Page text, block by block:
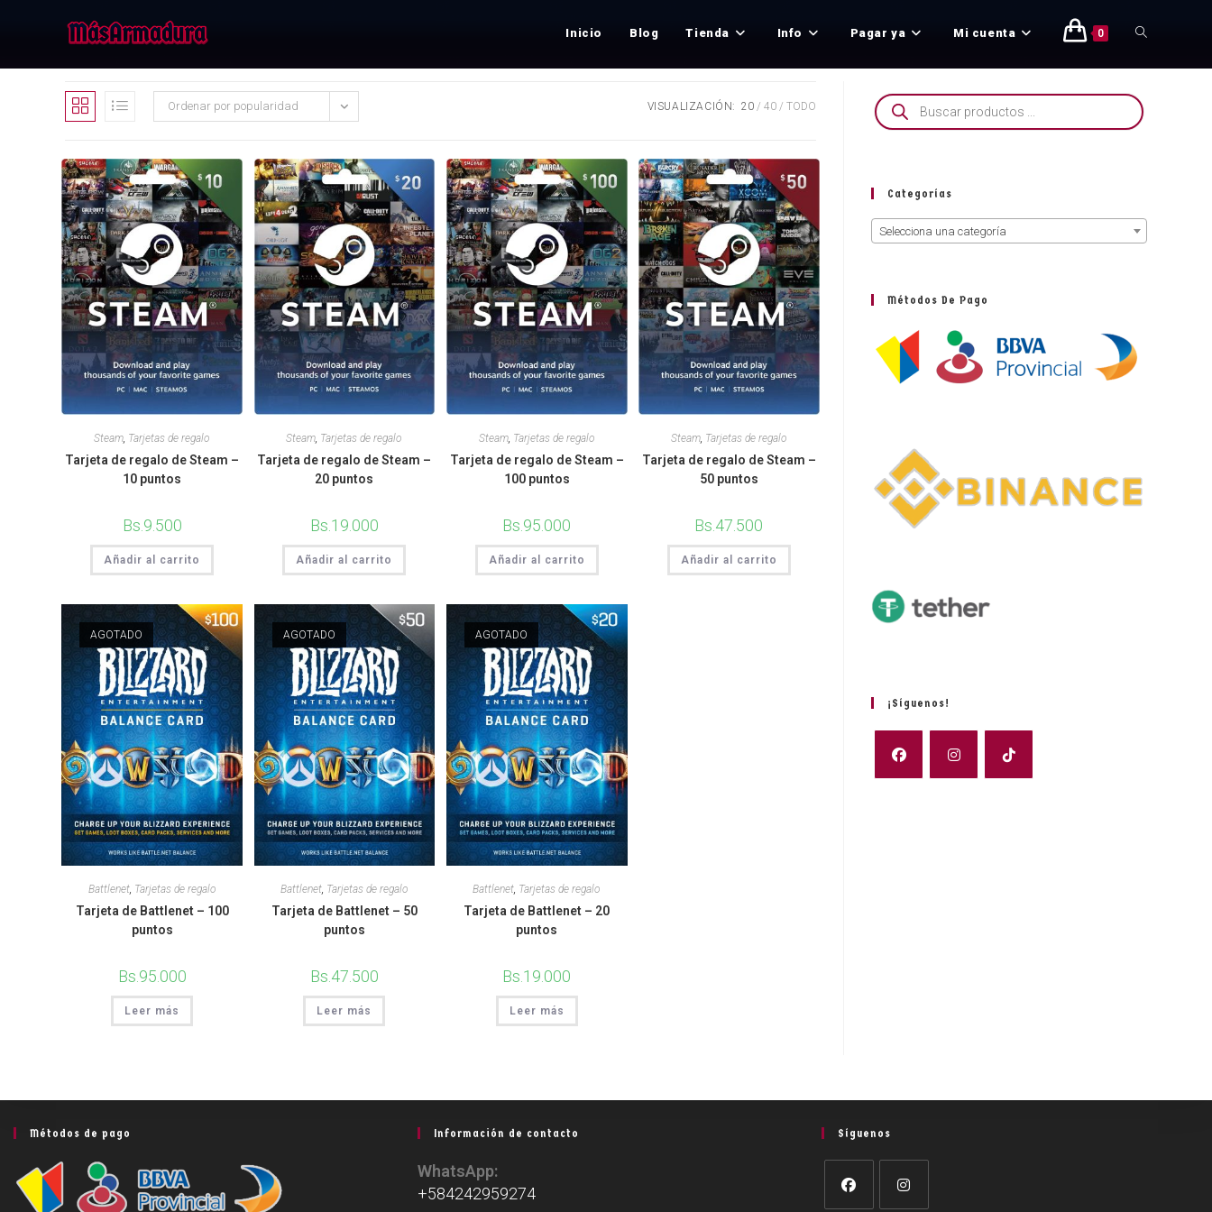
¡Bienvenido!
Inicio
Blog Tienda Info Pagar ya Mi cuenta 0
Ordenar por popularidad VISUALIZACIÓN: 20 40 TODO
Steam Tarjetas de regalo
Tarjeta de regalo de Steam –
10 puntos
Bs. 9.500
Añadir al carrito
Steam Tarjetas de regalo
Tarjeta de regalo de Steam –
20 puntos
Bs. 19.000
Añadir al carrito
Steam, Tarjetas de regalo
Tarjeta de regalo de Steam –
100 puntos
Bs. 95.000
Añadir al carrito
Steam, Tarjetas de regalo
Tarjeta de regalo de Steam –
50 puntos
Bs. 47.500
Añadir al carrito
AGOTADO
Battlenet, Tarjetas de regalo
Tarjeta de Battlenet – 100
puntos
Bs. 95.000
Leer más
AGOTADO
Battlenet, Tarjetas de regalo
Tarjeta de Battlenet – 50
puntos
Bs. 47.500
Leer más
AGOTADO
Battlenet, Tarjetas de regalo
Tarjeta de Battlenet – 20
puntos
Bs. 19.000
Leer más
Categorías
Selecciona una categoría
Métodos De Pago
¡Síguenos!
Métodos de pago Información de contacto
WhatsApp:
+584242959274
Síguenos